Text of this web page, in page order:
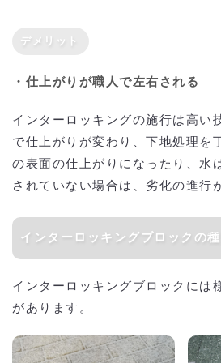
デメリット
・仕上がりが職人で左右される
インターロッキングの施行は高い
で仕上がりが変わり、下地処理を
の表面の仕上がりになったり、水
されていない場合は、劣化の進行
インターロッキングブロックの
インターロッキングブロックには
があります。